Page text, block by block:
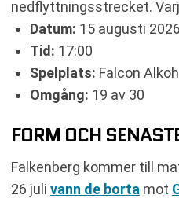
nedflyttningsstrecket.
Datum: 15 augusti 2026
Tid: 17:00
Spelplats: Falcon
Omgång: 19 av 30
FORM OCH
Falkenberg kommer till
26 juli vann de borta mot